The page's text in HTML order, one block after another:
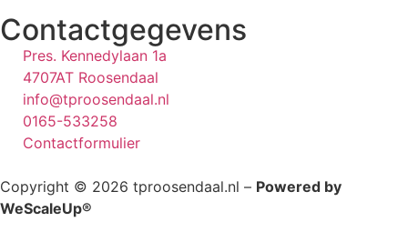
Contactgegevens
Pres. Kennedylaan 1a
4707AT Roosendaal
info@tproosendaal.nl
0165-533258
Contactformulier
Copyright © 2026 tproosendaal.nl – Powered by
WeScaleUp®